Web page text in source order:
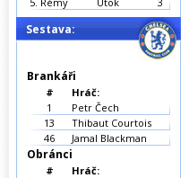
Sestava:
Brankáři
#
Hráč:
1
Petr Čech
13
Thibaut Courtois
46
Jamal Blackman
Obránci
#
Hráč: